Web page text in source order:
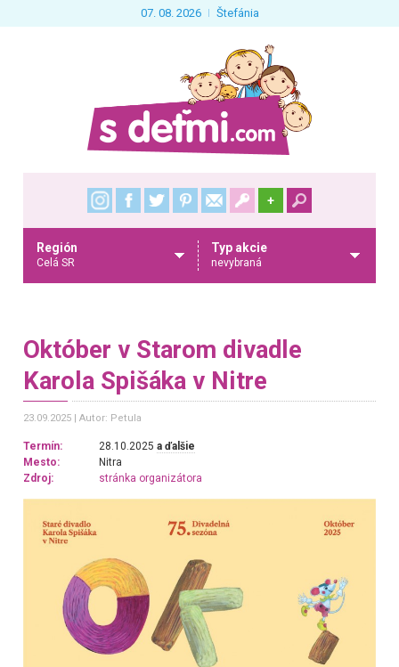
07. 08. 2026 Štefánia
+
Región
Celá SR
Typ akcie
nevybraná
Október v Starom divadle
Karola Spišáka v Nitre
23.09.2025 Autor: Petula
Termín: 28.10.2025a ďalšie
Mesto:
Nitra
Zdroj:
stránka organizátora